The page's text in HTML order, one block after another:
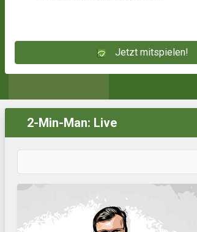
Jetzt mitspielen!
2-Min-Man: Live